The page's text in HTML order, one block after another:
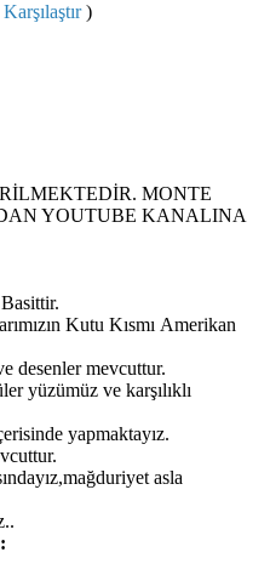
Karşılaştır)
MONTE
YOUTUBE KANALINA
Kutu Kısmı Amerikan
desenler mevcuttur.
yüzümüz ve karşılıklı
yapmaktayız.
asla